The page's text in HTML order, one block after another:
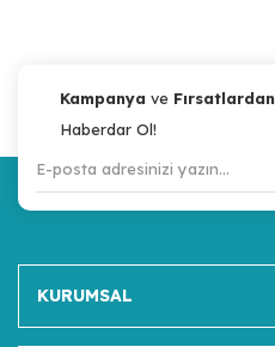
Kampanya ve Fırsatlardan
Haberdar Ol!
KURUMSAL